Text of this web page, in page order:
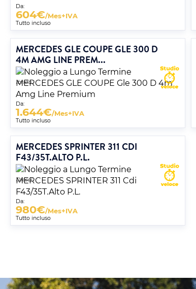
Da:
604€/Mes+IVA
Tutto incluso
MERCEDES GLE COUPE GLE 300 D
4M AMG LINE PREM...
Ibrido
Da:
1.644€/Mes+IVA
Tutto incluso
MERCEDES SPRINTER 311 CDI
F43/35T.ALTO P.L.
Diesel
Da:
980€/Mes+IVA
Tutto incluso